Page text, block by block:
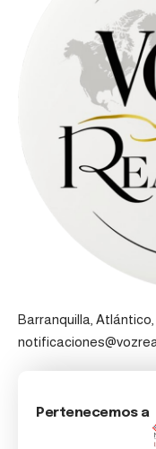
Barranquilla, Atlántico,
Pertenecemos a